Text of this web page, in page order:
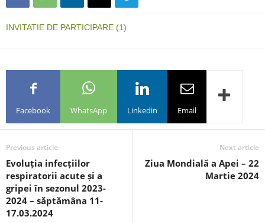
INVITATIE DE PARTICIPARE (1)
Facebook WhatsApp Linkedin Email
Previous article
Evoluția infecțiilor
respiratorii acute și a
gripei în sezonul 2023-
2024 – săptămâna 11-
17.03.2024
Next article
Ziua Mondială a Apei – 22
Martie 2024